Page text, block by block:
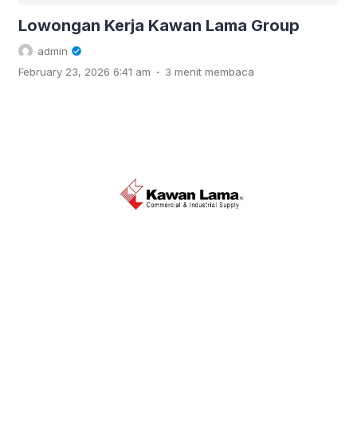
Lowongan Kerja Kawan Lama Group
admin
February 23, 2026 6:41 am . 3 menit membaca